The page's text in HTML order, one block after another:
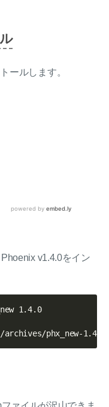
ールします。
v1.4.0をイン
1.4.0